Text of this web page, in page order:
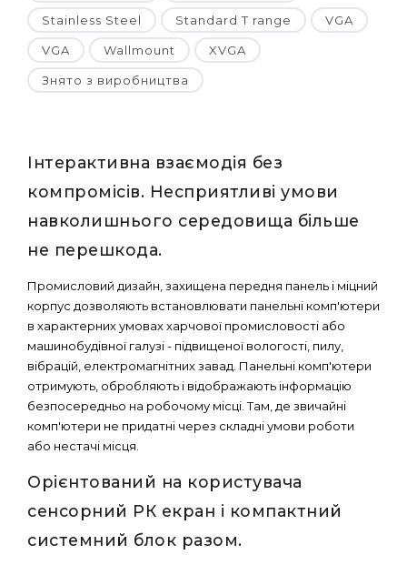
Stainless Steel Standard T range VGA
VGA Wallmount XVGA
Знято з виробництва
Інтерактивна взаємодія без
компромісів. Несприятливі умови
навколишнього середовища більше
не перешкода.
Промисловий дизайн, захищена передня панель і міцний
корпус дозволяють встановлювати панельні комп'ютери
в характерних умовах харчової промисловості або
машинобудівної галузі - підвищеної вологості, пилу,
вібрацій, електромагнітних завад. Панельні комп'ютери
отримують, обробляють і відображають інформацію
безпосередньо на робочому місці. Там, де звичайні
комп'ютери не придатні через складні умови роботи
або нестачі місця.
Орієнтований на користувача
сенсорний РК екран і компактний
системний блок разом.